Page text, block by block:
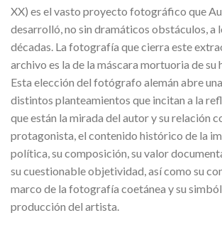
XX) es el vasto proyecto fotográfico que
desarrolló, no sin dramáticos obstáculos, a
décadas. La fotografía que cierra este
archivo es la de la máscara mortuoria de su
Esta elección del fotógrafo alemán abre
distintos planteamientos que incitan a la
que están la mirada del autor y su relación
protagonista, el contenido histórico de la
política, su composición, su valor
su cuestionable objetividad, así como su
marco de la fotografía coetánea y su
producción del artista.